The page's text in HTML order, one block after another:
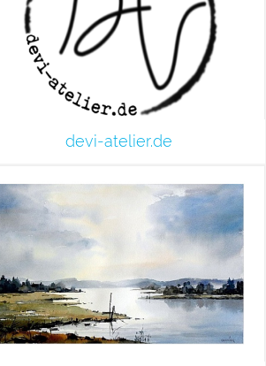
devi-atelier.de